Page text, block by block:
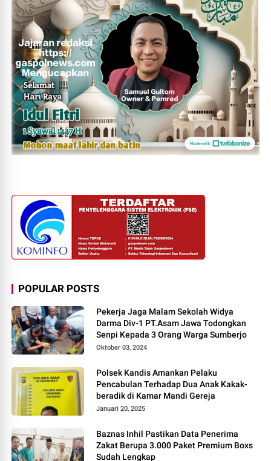
POPULAR POSTS
Pekerja Jaga Malam Sekolah Widya
Darma Div-1 PT.Asam Jawa Todongkan
Senpi Kepada 3 Orang Warga Sumberjo
Oktober 03, 2024
Polsek Kandis Amankan Pelaku
Pencabulan Terhadap Dua Anak Kakak-
beradik di Kamar Mandi Gereja
Januari 20, 2025
Baznas Inhil Pastikan Data Penerima
Zakat Berupa 3.000 Paket Premium Boxs
Sudah Lengkap